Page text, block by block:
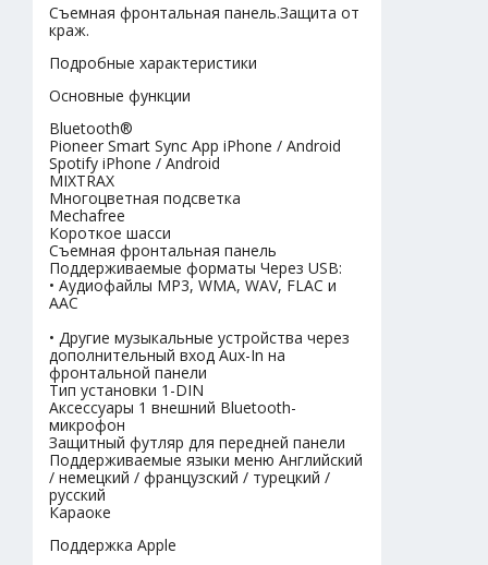
Съемная фронтальная панель.Защита от
краж.
Подробные характеристики
Основные функции
Bluetooth®
Pioneer Smart Sync App iPhone / Android
Spotify iPhone / Android
MIXTRAX
Многоцветная подсветка
Mechafree
Короткое шасси
Съемная фронтальная панель
Поддерживаемые форматы Через USB:
• Аудиофайлы MP3, WMA, WAV, FLAC и
AAC
• Другие музыкальные устройства через
дополнительный вход Aux-In на
фронтальной панели
Тип установки 1-DIN
Аксессуары 1 внешний Bluetooth-
микрофон
Защитный футляр для передней панели
Поддерживаемые языки меню Английский
/ немецкий / французский / турецкий /
русский
Караоке
Поддержка Apple